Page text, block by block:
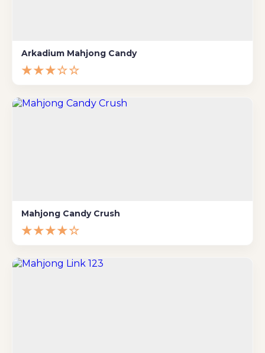
Arkadium Mahjong Candy
★★★☆☆
Mahjong Candy Crush
★★★★☆